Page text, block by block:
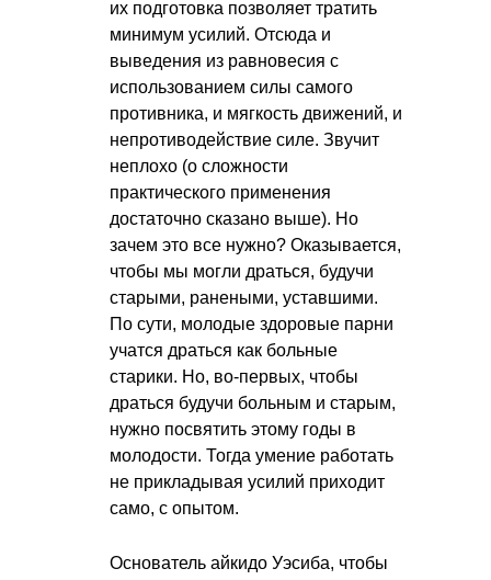
их подготовка позволяет тратить
минимум усилий. Отсюда и
выведения из равновесия с
использованием силы самого
противника, и мягкость движений, и
непротиводействие силе. Звучит
неплохо (о сложности
практического применения
достаточно сказано выше). Но
зачем это все нужно? Оказывается,
чтобы мы могли драться, будучи
старыми, ранеными, уставшими.
По сути, молодые здоровые парни
учатся драться как больные
старики. Но, во-первых, чтобы
драться будучи больным и старым,
нужно посвятить этому годы в
молодости. Тогда умение работать
не прикладывая усилий приходит
само, с опытом.
Основатель айкидо Уэсиба, чтобы